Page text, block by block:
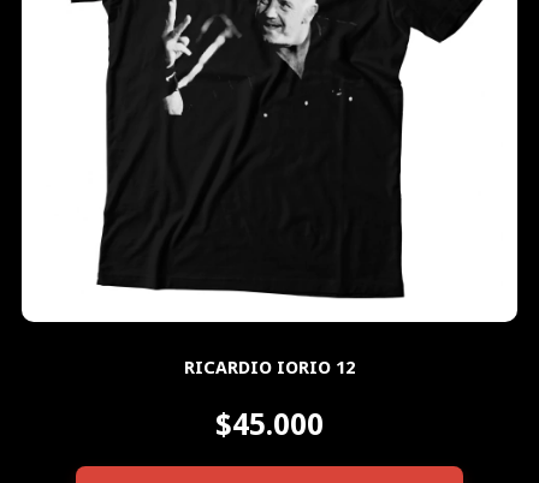
RICARDIO IORIO 12
$45.000